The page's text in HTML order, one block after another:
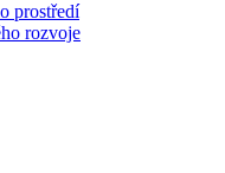
prostředí
rozvoje